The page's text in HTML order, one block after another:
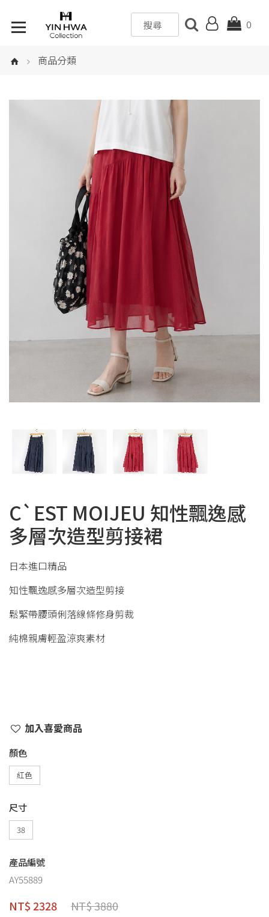
0
商品分類
C`EST MOIJEU 知性飄逸感
多層次造型剪接裙
日本進口精品
知性飄逸感多層次造型剪接
鬆緊帶腰頭俐落線條修身剪裁
純棉親膚輕盈涼爽素材
加入喜愛商品
顏色
紅色
尺寸
38
產品編號
AY55889
NT$ 2328 NT$ 3880